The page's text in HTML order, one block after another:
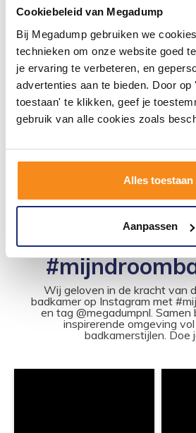
Cookiebeleid van Megadump
Bij Megadump gebruiken we
technieken om onze website goed
je ervaring te verbeteren, en
advertenties aan te bieden. Door op
toestaan' te klikken, geef je
gebruik van alle cookies zoals
Alles toestaan
Aanpassen
Buddy Badrandcombinatie
Omstel 075
Binnen 5 (werk)dagen
geleverd
1.203,95
Wij geloven in de kracht van
badkamer op Instagram met
en tag @megadumpnl.
inspirerende omgeving
badkamerstijlen. Doe